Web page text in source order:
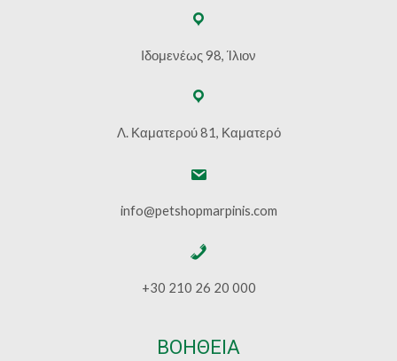
Ιδομενέως 98, Ίλιον
Λ. Καματερού 81, Καματερό
info@petshopmarpinis.com
+30 210 26 20 000
ΒΟΗΘΕΙΑ